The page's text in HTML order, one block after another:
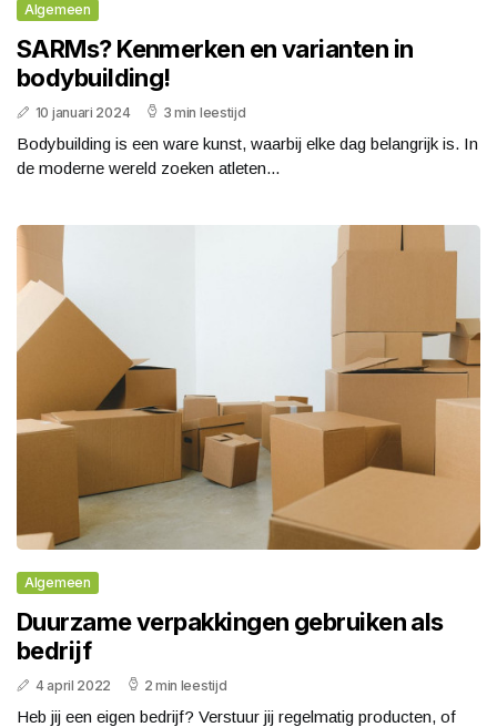
Algemeen
SARMs? Kenmerken en varianten in
bodybuilding!
10 januari 2024 3 min leestijd
Bodybuilding is een ware kunst, waarbij elke dag belangrijk is. In
de moderne wereld zoeken atleten...
Algemeen
Duurzame verpakkingen gebruiken als
bedrijf
4 april 2022 2 min leestijd
Heb jij een eigen bedrijf? Verstuur jij regelmatig producten, of